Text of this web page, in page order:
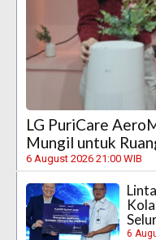
LG PuriCare
Mungil untuk
6 August 2026 21:00 WIB
6